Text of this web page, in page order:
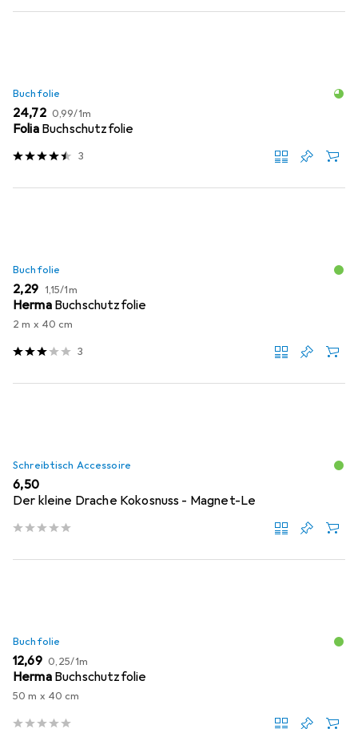
Buchfolie
EUR
24,72 EUR
0,99/1m
Folia Buchschutzfolie
3
Buchfolie
EUR
2,29 EUR
1,15/1m
Herma Buchschutzfolie
2 m x 40 cm
3
Schreibtisch Accessoire
EUR
6,50
Der kleine Drache Kokosnuss - Magnet-Le
Buchfolie
EUR
12,69 EUR
0,25/1m
Herma Buchschutzfolie
50 m x 40 cm